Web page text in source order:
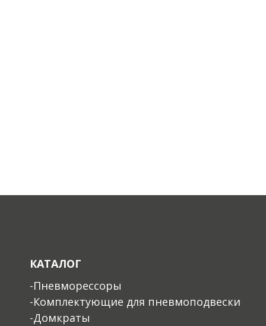
КАТАЛОГ
-Пневморессоры
-Комплектующие для пневмоподвески
-Домкраты